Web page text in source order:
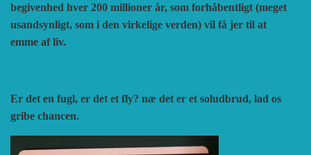
begivenhed hver 200 millioner år, som forhåbentligt (meget
usandsynligt, som i den virkelige verden) vil få jer til at
emme af liv.
Er det en fugl, er det et fly? næ det er et soludbrud, lad os
gribe chancen.